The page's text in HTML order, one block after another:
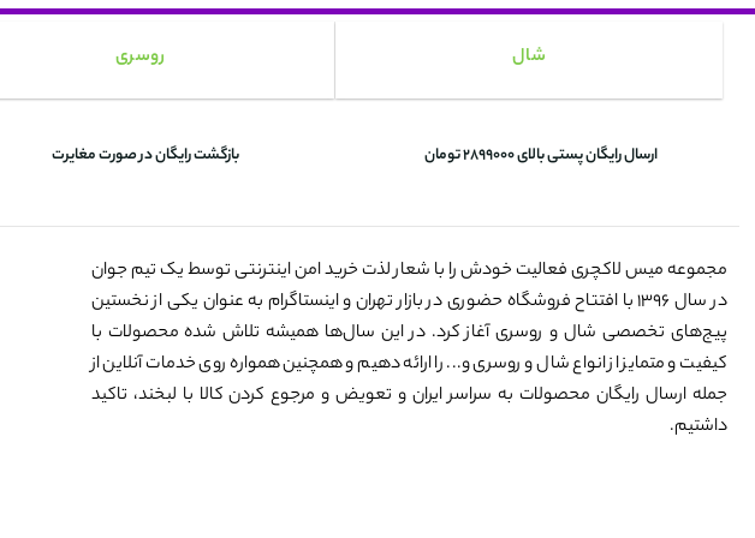
شال روسری
ارسال رایگان پستی بالای 2899000 تومان بازگشت رایگان در صورت مغایرت
مجموعه میس لاکچری فعالیت خودش را با شعار لذت خرید امن اینترنتی توسط یک تیم جوان
در سال ۱۳۹۶ با افتتاح فروشگاه حضوری در بازار تهران و اینستاگرام به عنوان یکی از نخستین
پیج‌های تخصصی شال و روسری آغاز کرد. در این سال‌ها همیشه تلاش شده محصولات با
کیفیت و متمایز از انواع شال و روسری و... را ارائه دهیم و همچنین همواره روی خدمات آنلاین از
جمله ارسال رایگان محصولات به سراسر ایران و تعویض و مرجوع کردن کالا با لبخند، تاکید
داشتیم.